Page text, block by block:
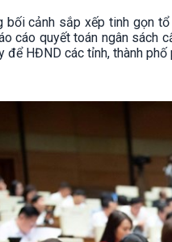
bối cảnh sắp xếp tinh gọn
cáo quyết toán ngân sách
để HĐND các tỉnh, thành